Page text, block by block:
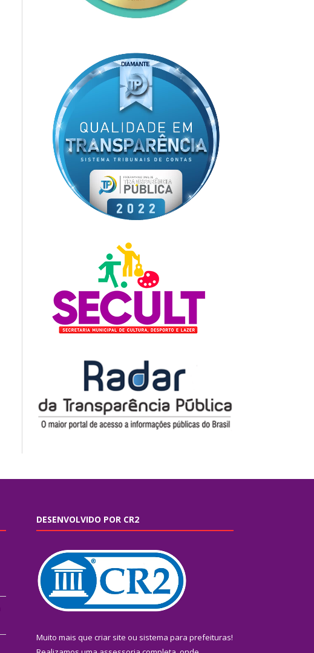
DESENVOLVIDO POR CR2
Muito mais que criar site ou sistema para prefeituras!